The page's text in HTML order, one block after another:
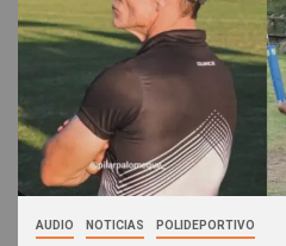
AUDIO NOTICIAS POLIDEPORTIVO